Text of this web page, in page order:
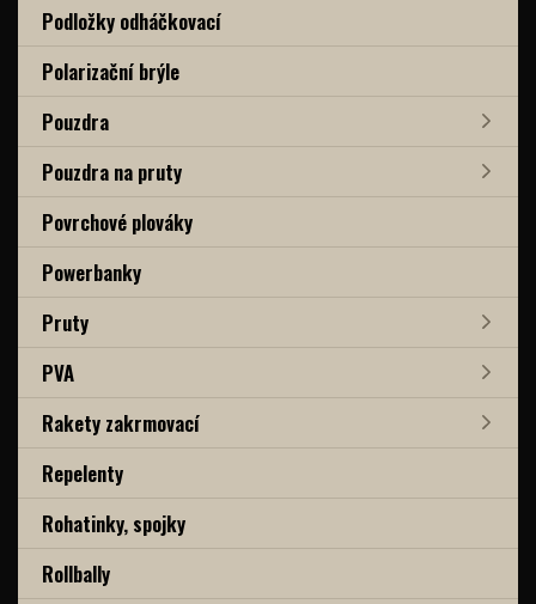
Podložky odháčkovací
Polarizační brýle
Pouzdra
Pouzdra na pruty
Povrchové plováky
Powerbanky
Pruty
PVA
Rakety zakrmovací
Repelenty
Rohatinky, spojky
Rollbally